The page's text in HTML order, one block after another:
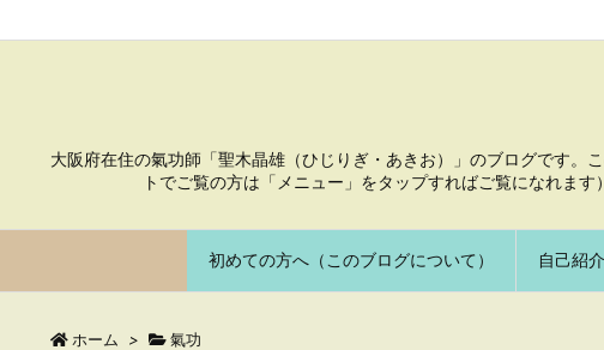
大阪府在住の氣功師「聖木晶雄（ひじりぎ・あきお）」のブログです。
トでご覧の方は「メニュー」をタップすればご覧になれま
初めての方へ（このブログについて） 自己紹介
ホーム > 氣功